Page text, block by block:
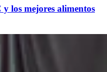
los mejores alimentos